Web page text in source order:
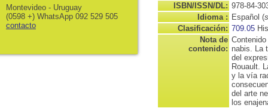
ISBN/ISSN/DL: 978-84-
Idioma : Español (
Clasificación: 709.05
Nota de
contenido: nabis. La
del
Rouault.
y la vía
del arte
los
Montevideo - Uruguay
(0598 +) WhatsApp 092 529 505
contacto